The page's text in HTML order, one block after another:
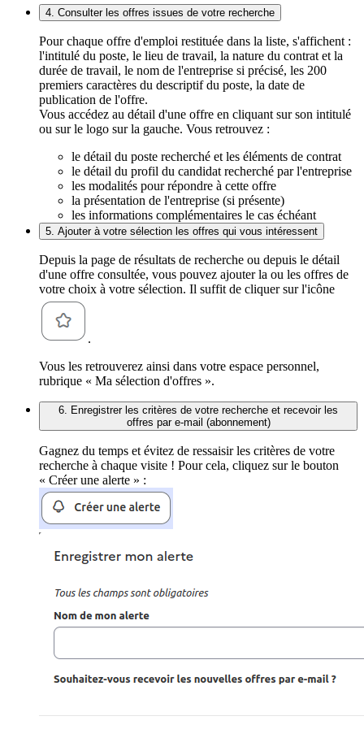
4. Consulter les offres issues de votre recherche
Pour chaque offre d'emploi restituée dans la liste, s'affichent :
l'intitulé du poste, le lieu de travail, la nature du contrat et la
durée de travail, le nom de l'entreprise si précisé, les 200
premiers caractères du descriptif du poste, la date de
publication de l'offre.
Vous accédez au détail d'une offre en cliquant sur son intitulé
ou sur le logo sur la gauche. Vous retrouvez :
le détail du poste recherché et les éléments de contrat
le détail du profil du candidat recherché par l'entreprise
les modalités pour répondre à cette offre
la présentation de l'entreprise (si présente)
les informations complémentaires le cas échéant
5. Ajouter à votre sélection les offres qui vous intéressent
Depuis la page de résultats de recherche ou depuis le détail
d'une offre consultée, vous pouvez ajouter la ou les offres de
votre choix à votre sélection. Il suffit de cliquer sur l'icône
.
Vous les retrouverez ainsi dans votre espace personnel,
rubrique « Ma sélection d'offres ».
6. Enregistrer les critères de votre recherche et recevoir les
offres par e-mail (abonnement)
Gagnez du temps et évitez de ressaisir les critères de votre
recherche à chaque visite ! Pour cela, cliquez sur le bouton
« Créer une alerte » :